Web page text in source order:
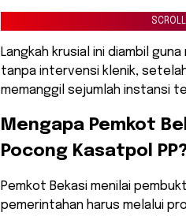
Langkah krusial ini diambil
tanpa intervensi klenik, setelah
memanggil sejumlah instansi
​Mengapa Pemkot
Pocong Kasatpol
​Pemkot Bekasi menilai
pemerintahan harus melalui